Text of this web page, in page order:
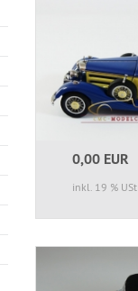
0,00 EUR
inkl. 19 % USt